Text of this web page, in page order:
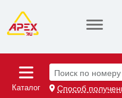
Каталог
Поиск по номеру
Способ